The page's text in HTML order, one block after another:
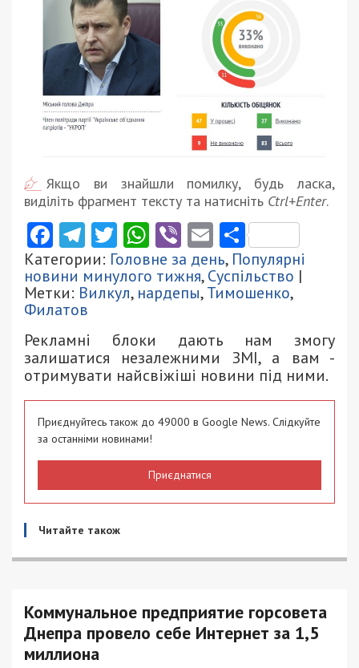
Якщо ви знайшли помилку, будь ласка,
виділіть фрагмент тексту та натисніть Ctrl+Enter.
Facebook
Telegram
Twitter
WhatsApp
ViberEmail
Категории: Головне за день, Популярні
новини минулого тижня,Суспільство |
Метки: Вилкул, нардепы,Тимошенко,
Филатов
Рекламні блоки дають нам змогу
залишатися незалежними ЗМІ, а вам -
отримувати найсвіжіші новини під ними.
Приєднуйтесь також до 49000 в Google News. Слідкуйте
за останніми новинами!
Приєднатися
Читайте також
Коммунальное предприятие горсовета
Днепра провело себе Интернет за 1,5
миллиона